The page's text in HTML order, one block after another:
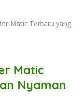
Matic Terbaru yang
Matic
Nyaman